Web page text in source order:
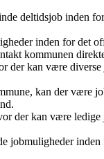
deltidsjob inden
inden for
kommunen
der kan være
kan der være
der kan være